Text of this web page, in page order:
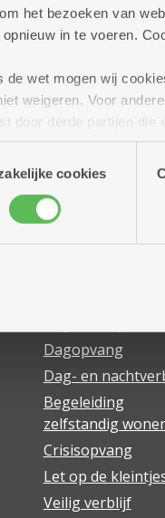
het bezoeken van
in te voeren.
de wet mogen wij
weigeren. Voor
door derde partijen
gebruik van
cookies
Dagopvang
Dag- en
Begeleiding
zelfstandig
Crisisopvang
Let op de
Veilig verblijf